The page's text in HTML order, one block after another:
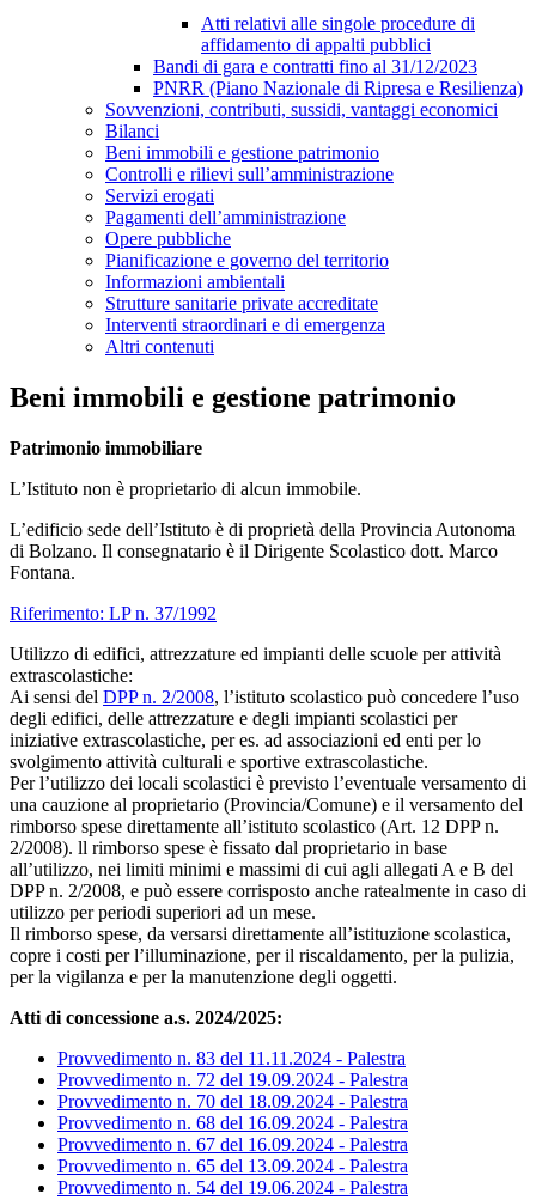
Atti relativi alle singole procedure di
affidamento di appalti pubblici
Bandi di gara e contratti fino al 31/12/2023
PNRR (Piano Nazionale di Ripresa e Resilienza)
Sovvenzioni, contributi, sussidi, vantaggi economici
Bilanci
Beni immobili e gestione patrimonio
Controlli e rilievi sull’amministrazione
Servizi erogati
Pagamenti dell’amministrazione
Opere pubbliche
Pianificazione e governo del territorio
Informazioni ambientali
Strutture sanitarie private accreditate
Interventi straordinari e di emergenza
Altri contenuti
Beni immobili e gestione patrimonio
Patrimonio immobiliare
L’Istituto non è proprietario di alcun immobile.
L’edificio sede dell’Istituto è di proprietà della Provincia Autonoma
di Bolzano. Il consegnatario è il Dirigente Scolastico dott. Marco
Fontana.
Riferimento: LP n. 37/1992
Utilizzo di edifici, attrezzature ed impianti delle scuole per attività
extrascolastiche:
Ai sensi del DPP n. 2/2008, l’istituto scolastico può concedere l’uso
degli edifici, delle attrezzature e degli impianti scolastici per
iniziative extrascolastiche, per es. ad associazioni ed enti per lo
svolgimento attività culturali e sportive extrascolastiche.
Per l’utilizzo dei locali scolastici è previsto l’eventuale versamento di
una cauzione al proprietario (Provincia/Comune) e il versamento del
rimborso spese direttamente all’istituto scolastico (Art. 12 DPP n.
2/2008). ll rimborso spese è fissato dal proprietario in base
all’utilizzo, nei limiti minimi e massimi di cui agli allegati A e B del
DPP n. 2/2008, e può essere corrisposto anche ratealmente in caso di
utilizzo per periodi superiori ad un mese.
Il rimborso spese, da versarsi direttamente all’istituzione scolastica,
copre i costi per l’illuminazione, per il riscaldamento, per la pulizia,
per la vigilanza e per la manutenzione degli oggetti.
Atti di concessione a.s. 2024/2025:
Provvedimento n. 83 del 11.11.2024 - Palestra
Provvedimento n. 72 del 19.09.2024 - Palestra
Provvedimento n. 70 del 18.09.2024 - Palestra
Provvedimento n. 68 del 16.09.2024 - Palestra
Provvedimento n. 67 del 16.09.2024 - Palestra
Provvedimento n. 65 del 13.09.2024 - Palestra
Provvedimento n. 54 del 19.06.2024 - Palestra